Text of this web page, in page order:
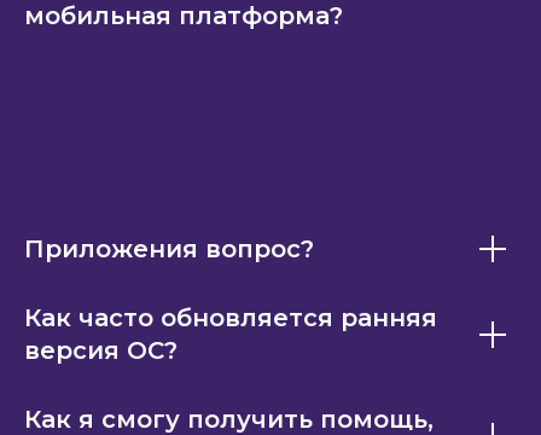
мобильная платформа?
Приложения вопрос?
Как часто обновляется ранняя
версия ОС?
Как я смогу получить помощь,